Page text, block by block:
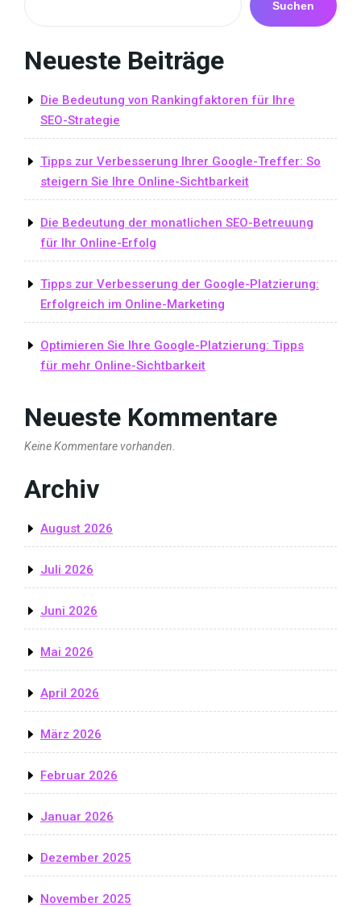
Suchen
Neueste Beiträge
Die Bedeutung von Rankingfaktoren für Ihre
SEO-Strategie
Tipps zur Verbesserung Ihrer Google-Treffer: So
steigern Sie Ihre Online-Sichtbarkeit
Die Bedeutung der monatlichen SEO-Betreuung
für Ihr Online-Erfolg
Tipps zur Verbesserung der Google-Platzierung:
Erfolgreich im Online-Marketing
Optimieren Sie Ihre Google-Platzierung: Tipps
für mehr Online-Sichtbarkeit
Neueste Kommentare
Keine Kommentare vorhanden.
Archiv
August 2026
Juli 2026
Juni 2026
Mai 2026
April 2026
März 2026
Februar 2026
Januar 2026
Dezember 2025
November 2025